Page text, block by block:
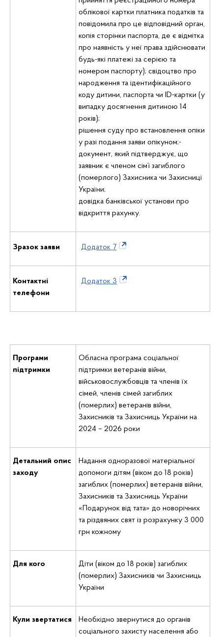
облікової картки платника податків та
повідомила про це відповідний орган,
копія сторінки паспорта, де є відмітка
про наявність у неї права здійснювати
будь-які платежі за серією та
номером паспорту); свідоцтво про
народження та ідентифікаційного
коду дитини, паспорта чи ID-картки (у
випадку досягнення дитиною 14
років);
рішення суду про встановлення опіки
у разі подання заяви опікуном;-
документ, який підтверджує, що
заявник є членом сім’ї загиблого
(померлого) Захисника чи Захисниці
України;
довідка банківської установи про
відкриття рахунку.
Зразок заяви Додаток 7
Контактні
телефони
Додаток 3
Програми
підтримки
Обласна програма соціальної
підтримки ветеранів війни,
військовослужбовців та членів їх
сімей, членів сімей загиблих
(померлих) ветеранів війни,
Захисників та Захисниць України на
2024 – 2026 роки
Детальний опис
заходу
Надання одноразової матеріальної
допомоги дітям (віком до 18 років)
загиблих (померлих) ветеранів війни,
Захисників та Захисниць України
«Подарунок від тата» до новорічних
та різдвяних свят із розрахунку 3 000
грн кожному
Для кого
Діти (віком до 18 років) загиблих
(померлих) Захисників чи Захисниць
України
Кули звертатися
Необхідно звернутися до органів
соціального захисту населення або